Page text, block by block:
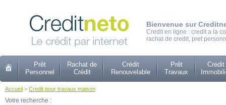
Bienvenue sur
Credit en ligne : credit a la
rachat de credit, pret
Prêt
Personnel
Rachat de
Crédit
Crédit
Renouvelable
Prêt
Travaux
Crédit
Accueil > Credit pour travaux maison
Votre recherche :